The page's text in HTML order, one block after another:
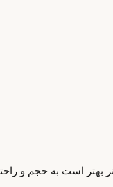
بهتر است به حجم و